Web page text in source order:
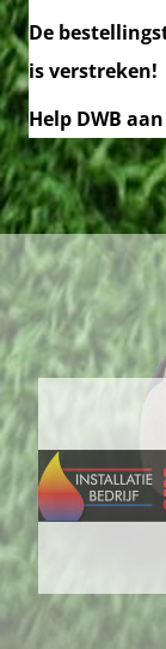
De
is verstreken!
Help DWB